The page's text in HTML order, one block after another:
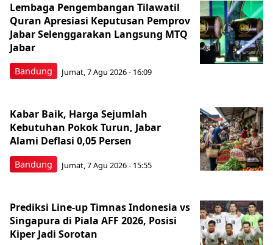
Bandung
Lembaga Pengembangan Tilawatil
Quran Apresiasi Keputusan Pemprov
Jabar Selenggarakan Langsung MTQ
Jabar
Jumat, 7 Agu 2026 - 16:09
Bandung
Kabar Baik, Harga Sejumlah
Kebutuhan Pokok Turun, Jabar
Alami Deflasi 0,05 Persen
Jumat, 7 Agu 2026 - 15:55
Prediksi Line-up Timnas Indonesia vs
Singapura di Piala AFF 2026, Posisi
Kiper Jadi Sorotan